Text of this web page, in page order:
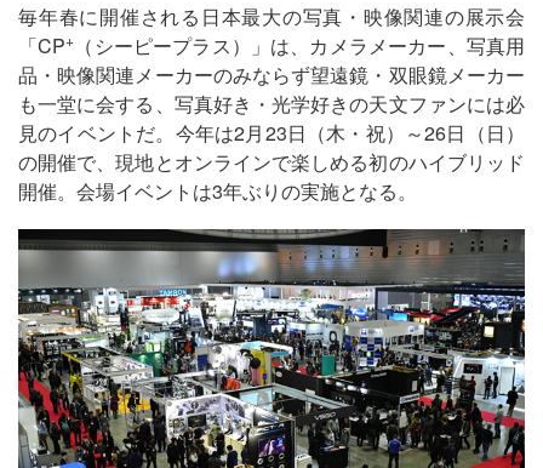
毎年春に開催される日本最大の写真・映像関連の展示会
「CP+ （シーピープラス）」は、カメラメーカー、写真用
品・映像関連メーカーのみならず望遠鏡・双眼鏡メーカー
も一堂に会する、写真好き・光学好きの天文ファンには必
見のイベントだ。今年は2月23日（木・祝）～26日（日）
の開催で、現地とオンラインで楽しめる初のハイブリッド
開催。会場イベントは3年ぶりの実施となる。